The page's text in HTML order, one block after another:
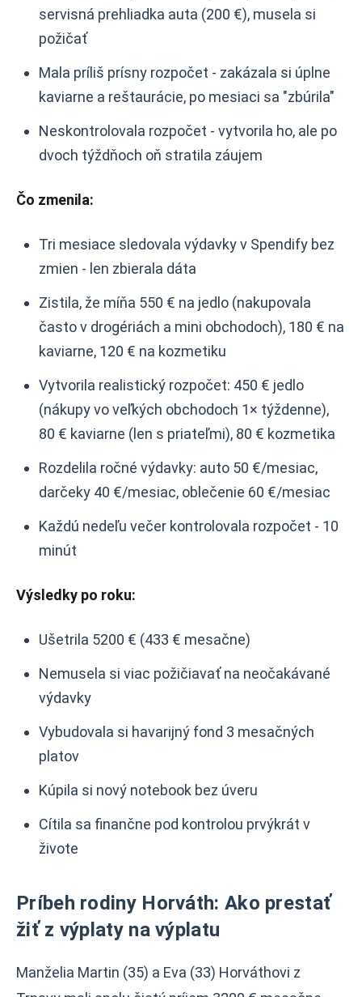
servisná prehliadka auta (200 €), musela si
požičať
Mala príliš prísny rozpočet - zakázala si úplne
kaviarne a reštaurácie, po mesiaci sa "zbúrila"
Neskontrolovala rozpočet - vytvorila ho, ale po
dvoch týždňoch oň stratila záujem
Čo zmenila:
Tri mesiace sledovala výdavky v Spendify bez
zmien - len zbierala dáta
Zistila, že míňa 550 € na jedlo (nakupovala
často v drogériách a mini obchodoch), 180 € na
kaviarne, 120 € na kozmetiku
Vytvorila realistický rozpočet: 450 € jedlo
(nákupy vo veľkých obchodoch 1× týždenne),
80 € kaviarne (len s priateľmi), 80 € kozmetika
Rozdelila ročné výdavky: auto 50 €/mesiac,
darčeky 40 €/mesiac, oblečenie 60 €/mesiac
Každú nedeľu večer kontrolovala rozpočet - 10
minút
Výsledky po roku:
Ušetrila 5200 € (433 € mesačne)
Nemusela si viac požičiavať na neočakávané
výdavky
Vybudovala si havarijný fond 3 mesačných
platov
Kúpila si nový notebook bez úveru
Cítila sa finančne pod kontrolou prvýkrát v
živote
Príbeh rodiny Horváth: Ako prestať
žiť z výplaty na výplatu
Manželia Martin (35) a Eva (33) Horváthovi z